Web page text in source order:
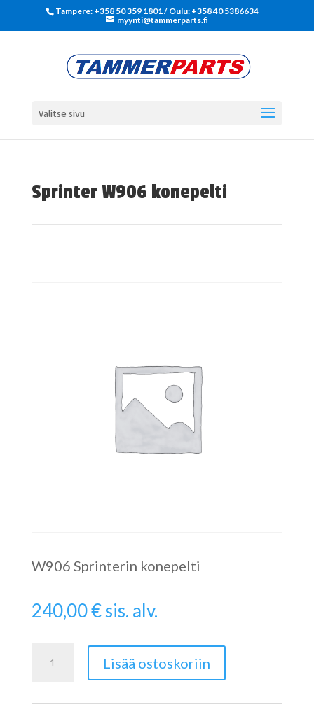
Tampere: +358 50 359 1801‬ / Oulu: +358 40 5386634
myynti@tammerparts.fi
Valitse sivu
Sprinter W906 konepelti
W906 Sprinterin konepelti
240,00€sis. alv.
konepelti
Lisää ostoskoriin